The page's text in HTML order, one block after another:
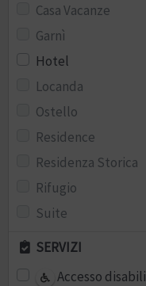
Casa Vacanze
Garnì
Hotel
Locanda
Ostello
Residence
Residenza Storica
Rifugio
Suite
SERVIZI
Accesso disabili